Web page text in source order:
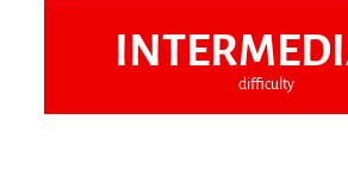
difficulty